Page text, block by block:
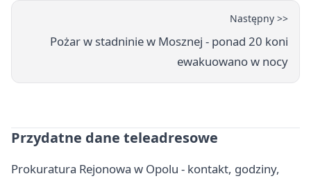
Następny >>
Pożar w stadninie w Mosznej - ponad 20 koni
ewakuowano w nocy
Przydatne dane teleadresowe
Prokuratura Rejonowa w Opolu - kontakt, godziny,